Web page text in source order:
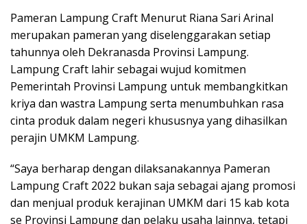
Pameran Lampung Craft Menurut Riana Sari Arinal
merupakan pameran yang diselenggarakan setiap
tahunnya oleh Dekranasda Provinsi Lampung.
Lampung Craft lahir sebagai wujud komitmen
Pemerintah Provinsi Lampung untuk membangkitkan
kriya dan wastra Lampung serta menumbuhkan rasa
cinta produk dalam negeri khususnya yang dihasilkan
perajin UMKM Lampung.
“Saya berharap dengan dilaksanakannya Pameran
Lampung Craft 2022 bukan saja sebagai ajang promosi
dan menjual produk kerajinan UMKM dari 15 kab kota
se Provinsi Lampung dan pelaku usaha lainnya, tetapi